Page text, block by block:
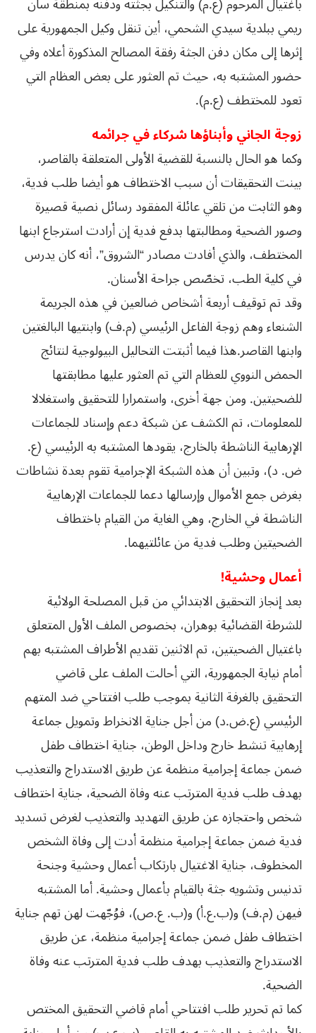
ريمي ببلدية سيدي الشحمي، أين تنقل وكيل الجمهورية على
إثرها إلى مكان دفن الجثة رفقة المصالح المذكورة أعلاه وفي
حضور المشتبه به، حيث تم العثور على بعض العظام التي
تعود للمختطف (ع.م).
زوجة الجاني وأبناؤها شركاء في جرائمه
وكما هو الحال بالنسبة للقضية الأولى المتعلقة بالقاصر،
بينت التحقيقات أن سبب الاختطاف هو أيضا طلب فدية،
وهو الثابت من تلقي عائلة المفقود رسائل نصية قصيرة
وصور الضحية ومطالبتها بدفع فدية إن أرادت استرجاع ابنها
المختطف، والذي أفادت مصادر “الشروق”، أنه كان يدرس
في كلية الطب، تخصّص جراحة الأسنان.
وقد تم توقيف أربعة أشخاص ضالعين في هذه الجريمة
الشنعاء وهم زوجة الفاعل الرئيسي (م.ف) وابنتيها البالغتين
وابنها القاصر.هذا فيما أثبتت التحاليل البيولوجية لنتائج
الحمض النووي للعظام التي تم العثور عليها مطابقتها
للضحيتين. ومن جهة أخرى، واستمرارا للتحقيق واستغلالا
للمعلومات، تم الكشف عن شبكة دعم وإسناد للجماعات
الإرهابية الناشطة بالخارج، يقودها المشتبه به الرئيسي (ع.
ض. د)، وتبين أن هذه الشبكة الإجرامية تقوم بعدة نشاطات
بغرض جمع الأموال وإرسالها دعما للجماعات الإرهابية
الناشطة في الخارج، وهي الغاية من القيام باختطاف
الضحيتين وطلب فدية من عائلتيهما.
أعمال وحشية!
بعد إنجاز التحقيق الابتدائي من قبل المصلحة الولائية
للشرطة القضائية بوهران، بخصوص الملف الأول المتعلق
باغتيال الضحيتين، تم الاثنين تقديم الأطراف المشتبه بهم
أمام نيابة الجمهورية، التي أحالت الملف على قاضي
التحقيق بالغرفة الثانية بموجب طلب افتتاحي ضد المتهم
الرئيسي (ع.ض.د) من أجل جناية الانخراط وتمويل جماعة
إرهابية تنشط خارج وداخل الوطن، جناية اختطاف طفل
ضمن جماعة إجرامية منظمة عن طريق الاستدراج والتعذيب
بهدف طلب فدية المترتب عنه وفاة الضحية، جناية اختطاف
شخص واحتجازه عن طريق التهديد والتعذيب لغرض تسديد
فدية ضمن جماعة إجرامية منظمة أدت إلى وفاة الشخص
المخطوف، جناية الاغتيال بارتكاب أعمال وحشية وجنحة
تدنيس وتشويه جثة بالقيام بأعمال وحشية. أما المشتبه
فيهن (م.ف) و(ب.ع.أ) و(ب. ع.ص)، فوُجّهت لهن تهم جناية
اختطاف طفل ضمن جماعة إجرامية منظمة، عن طريق
الاستدراج والتعذيب بهدف طلب فدية المترتب عنه وفاة
الضحية.
كما تم تحرير طلب افتتاحي أمام قاضي التحقيق المختص